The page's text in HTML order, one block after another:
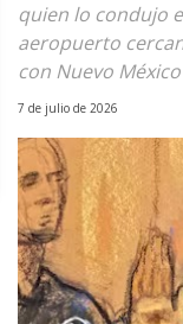
quien lo condujo
aeropuerto
con Nuevo México
7 de julio de 2026